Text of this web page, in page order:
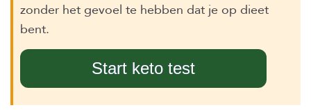
zonder het gevoel te hebben dat je op dieet
bent.
Start keto test